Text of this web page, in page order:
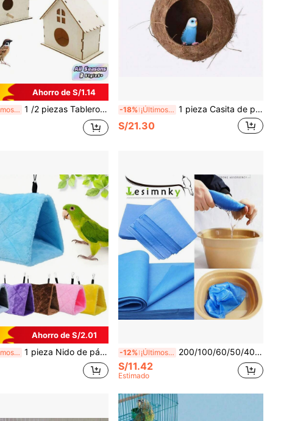
Ahorro de S/1.14
¡Últimos 3 días 1 /2 piezas Tablero denso lijado a mano con múltiples cámaras Juego combinado de nido de pájaro y casita de pájaro DIY Color de madera natural Para loros pequeños y periquitos Tiempo de juego al aire libre Aliviar el aburrimiento Sombra refrescante Descanso Todas las estaciones Accesorios para jaula de pájaros mascota -18% ¡Últimos 3 días 1 pieza Casita de pájaros de 3,5/6,3 pulgadas de cáscara de coco natural, estampado de rayas de tigre, para loros y mascotas pequeñas, cálida, resistente para masticar, nido escondite
S/21.30
Ahorro de S/2.01
¡Últimos 3 días 1 pieza Nido de pájaro cálido de invierno, hamaca para casa de loro, jaula para pájaros, casa de escondite de peluche para pájaros, adecuada para hámsters, loros, cacatúas, periquitos, inseparables, ninfas -12% ¡Últimos 3 días 200/100/60/50/40/30/20/10 piezas Almohadillas para jaula de pájaros, revestimientos de bandeja impermeables y a prueba de fugas, papel de desecho para la parte inferior de la jaula de loros grandes, almohadillas absorbentes engrosadas, adecuadas para jaulas de reptiles/hámster/lagarto/serpiente, suministros de limpieza e higiene para mascotas, esterilizados y listos para usar
S/11.42
Estimado